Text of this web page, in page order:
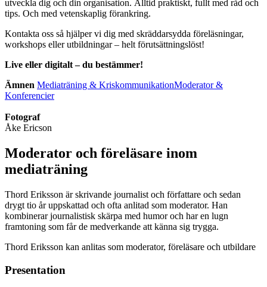
utveckla dig och din organisation. Alltid praktiskt, fullt med råd och
tips. Och med vetenskaplig förankring.
Kontakta oss så hjälper vi dig med skräddarsydda föreläsningar,
workshops eller utbildningar – helt förutsättningslöst!
Live eller digitalt – du bestämmer!
Ämnen Mediaträning & KriskommunikationModerator &
Konferencier
Fotograf
Åke Ericson
Moderator och föreläsare inom
mediaträning
Thord Eriksson är skrivande journalist och författare och sedan
drygt tio år uppskattad och ofta anlitad som moderator. Han
kombinerar journalistisk skärpa med humor och har en lugn
framtoning som får de medverkande att känna sig trygga.
Thord Eriksson kan anlitas som moderator, föreläsare och utbildare
Presentation